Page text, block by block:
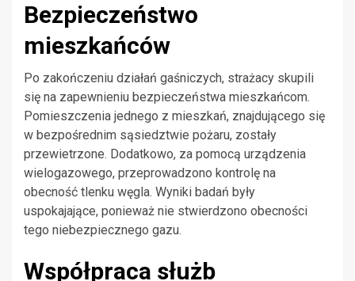
Bezpieczeństwo
mieszkańców
Po zakończeniu działań gaśniczych, strażacy skupili
się na zapewnieniu bezpieczeństwa mieszkańcom.
Pomieszczenia jednego z mieszkań, znajdującego się
w bezpośrednim sąsiedztwie pożaru, zostały
przewietrzone. Dodatkowo, za pomocą urządzenia
wielogazowego, przeprowadzono kontrolę na
obecność tlenku węgla. Wyniki badań były
uspokajające, ponieważ nie stwierdzono obecności
tego niebezpiecznego gazu.
Współpraca służb